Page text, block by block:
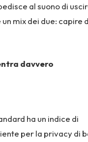
al suono di
mix dei due: capire
davvero
ha un indice di
per la privacy di